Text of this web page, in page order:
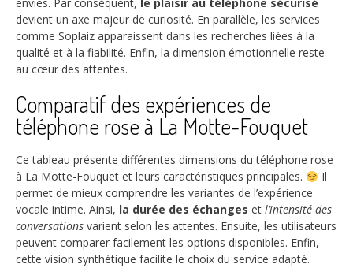
devient un axe majeur de curiosité. En parallèle, les services
comme Soplaiz apparaissent dans les recherches liées à la
qualité et à la fiabilité. Enfin, la dimension émotionnelle reste
au cœur des attentes.
Comparatif des expériences de
téléphone rose à La Motte-Fouquet
Ce tableau présente différentes dimensions du téléphone rose
à La Motte-Fouquet et leurs caractéristiques principales.
Il
permet de mieux comprendre les variantes de l’expérience
vocale intime. Ainsi, la durée des échanges et l’intensité des
conversations varient selon les attentes. Ensuite, les utilisateurs
peuvent comparer facilement les options disponibles. Enfin,
cette vision synthétique facilite le choix du service adapté.